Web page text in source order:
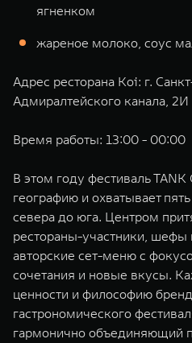
ягненком
жареное молоко, соус
Адрес ресторана Koi: г.
Адмиралтейского канала, 2И
Время работы: 13:00 - 00:00
В этом году фестиваль
географию и охватывает
севера до юга. Центром
рестораны-участники, шефы
авторские сет-меню с
сочетания и новые вкусы.
ценности и философию
гастрономического
гармонично объединяющий